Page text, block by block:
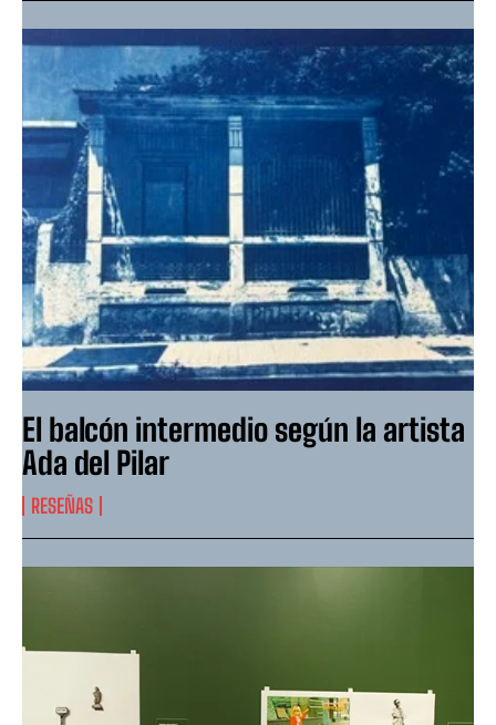
El balcón intermedio según la artista
Ada del Pilar
RESEÑAS